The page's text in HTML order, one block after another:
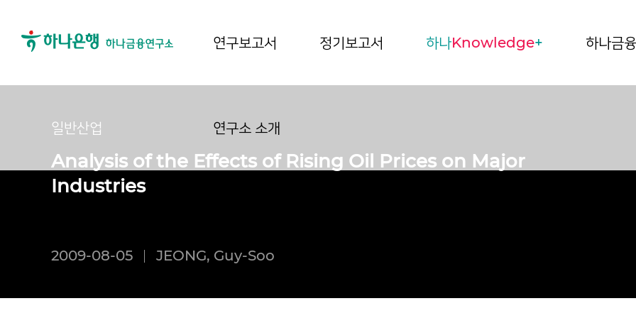
연구보고서 정기보고서 하나Knowledge+ 하나금
연구소 소개
일반산업
Analysis of the Effects of Rising Oil Prices on Major
Industries
2009-08-05 JEONG, Guy-Soo